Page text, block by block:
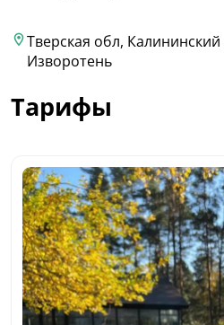
Тверская обл,
Изворотень
Тарифы